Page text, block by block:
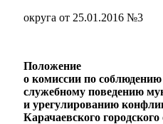
округа от 25.01.2016 №3
Положение
о комиссии по
служебному поведению
и урегулированию
Карачаевского городского